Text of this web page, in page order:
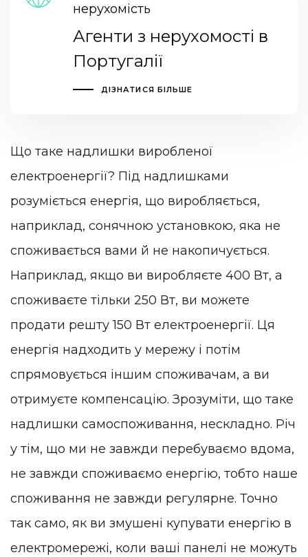
нерухомість
Агенти з нерухомості в
Португалії
ДІЗНАТИСЯ БІЛЬШЕ
Що таке надлишки виробленої
електроенергії? Під надлишками
розуміється енергія, що виробляється,
наприклад, сонячною установкою, яка не
споживається вами й не накопичується.
Наприклад, якщо ви виробляєте 400 Вт, а
споживаєте тільки 250 Вт, ви можете
продати решту 150 Вт електроенергії. Ця
енергія надходить у мережу і потім
спрямовується іншим споживачам, а ви
отримуєте компенсацію. Зрозуміти, що таке
надлишки самоспоживання, нескладно. Річ
у тім, що ми не завжди перебуваємо вдома,
не завжди споживаємо енергію, тобто наше
споживання не завжди регулярне. Точно
так само, як ви змушені купувати енергію в
електромережі, коли ваші панелі не можуть